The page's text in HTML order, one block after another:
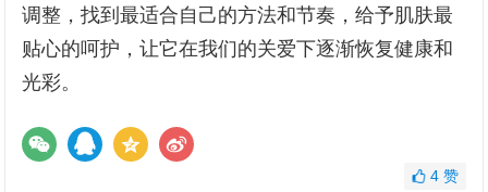
调整，找到最适合自己的方法和节奏，给予肌肤最
贴心的呵护，让它在我们的关爱下逐渐恢复健康和
光彩。
4 赞